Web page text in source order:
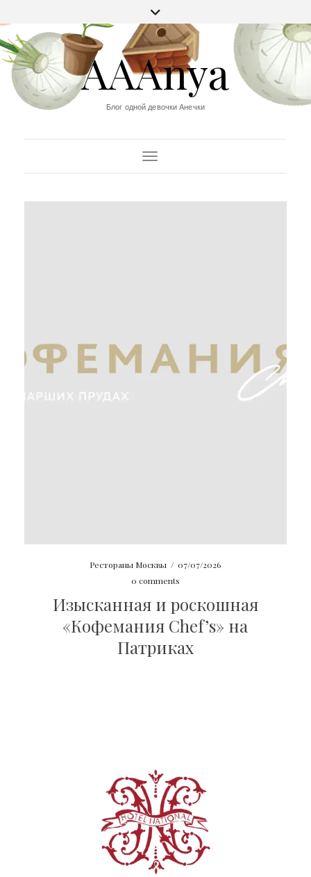
AAAnya
Блог одной девочки Анечки
Переключить навигацию
Рестораны Москвы / 07/07/2026
0 comments
Изысканная и роскошная
«Кофемания Chef’s» на
Патриках